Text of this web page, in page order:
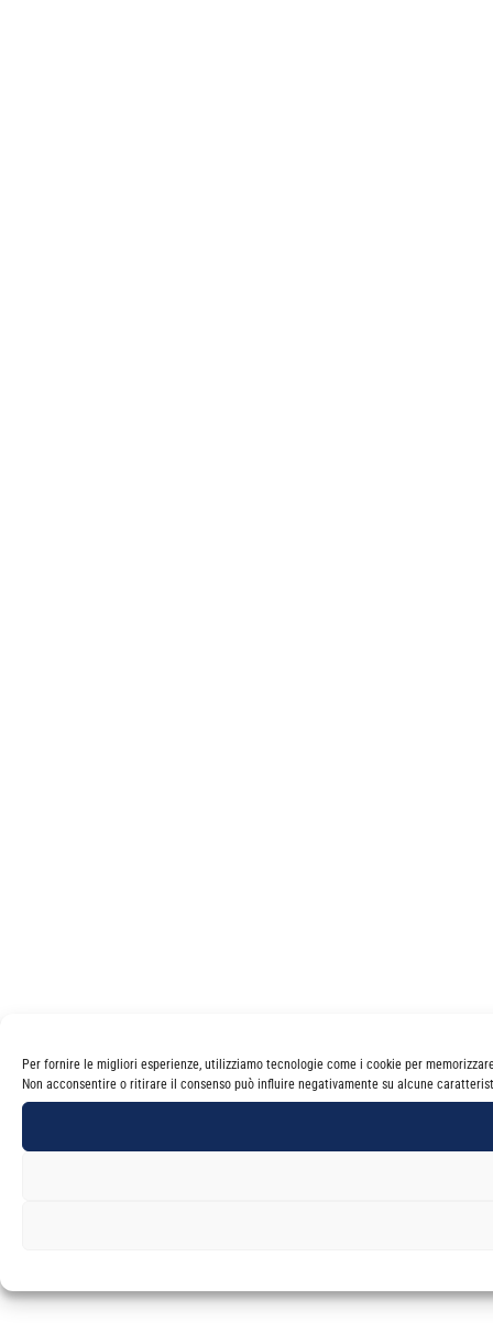
Per fornire le migliori esperienze, utilizziamo tecnologie come i cookie per
Non acconsentire o ritirare il consenso può influire negativamente su alcune